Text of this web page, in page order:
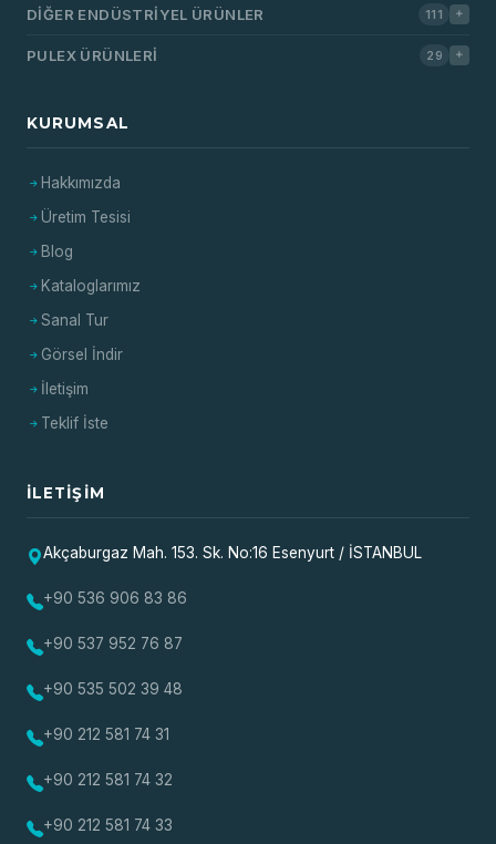
DIĞER ENDÜSTRIYEL ÜRÜNLER 111
PULEX ÜRÜNLERI 29
KURUMSAL
Hakkımızda
Üretim Tesisi
Blog
Kataloglarımız
Sanal Tur
Görsel İndir
İletişim
Teklif İste
İLETIŞIM
Akçaburgaz Mah. 153. Sk. No:16 Esenyurt / İSTANBUL
+90 536 906 83 86
+90 537 952 76 87
+90 535 502 39 48
+90 212 581 74 31
+90 212 581 74 32
+90 212 581 74 33